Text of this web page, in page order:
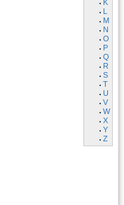
K
L
M
N
O
P
Q
R
S
T
U
V
W
X
Y
Z